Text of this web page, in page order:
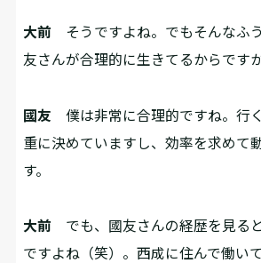
大前 そうですよね。でもそんなふ
友さんが合理的に生きてるからです
國友 僕は非常に合理的ですね。行
重に決めていますし、効率を求めて
す。
大前 でも、國友さんの経歴を見る
ですよね（笑）。西成に住んで働い